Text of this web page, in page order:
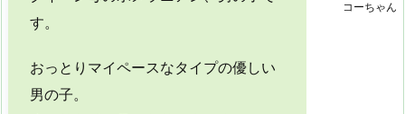
コーちゃん
す。
おっとりマイペースなタイプの優しい
男の子。